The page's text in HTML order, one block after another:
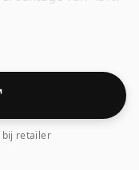
bij retailer